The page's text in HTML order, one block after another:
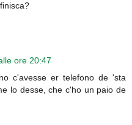
ore 20:47
c'avesse er telefono de 'sta
lo desse, che c'ho un paio de